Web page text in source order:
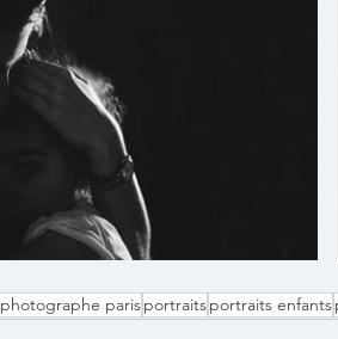
photographe parisportraitsportraits enfants